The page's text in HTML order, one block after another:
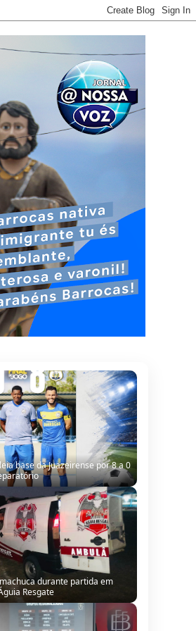
durante partida em
Resgate
e estreia no
Santa Bárbara